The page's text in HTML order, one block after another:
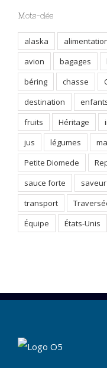
Mots-clés
alaska
avion
bagages
béring
chasse
destination
fruits
Héritage
jus
légumes
Petite Diomede
sauce forte
saveur
transport
Équipe
États-Unis